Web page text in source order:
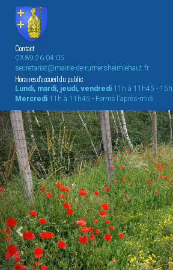
Contact
03.89.26.04.05
secretariat@mairie-de-rumersheimlehaut.fr
Horaires d'accueil du public
Lundi, mardi, jeudi, vendredi 11h à 11h45 -
Mercredi 11h à 11h45 - Fermé l'après-midi
Previous